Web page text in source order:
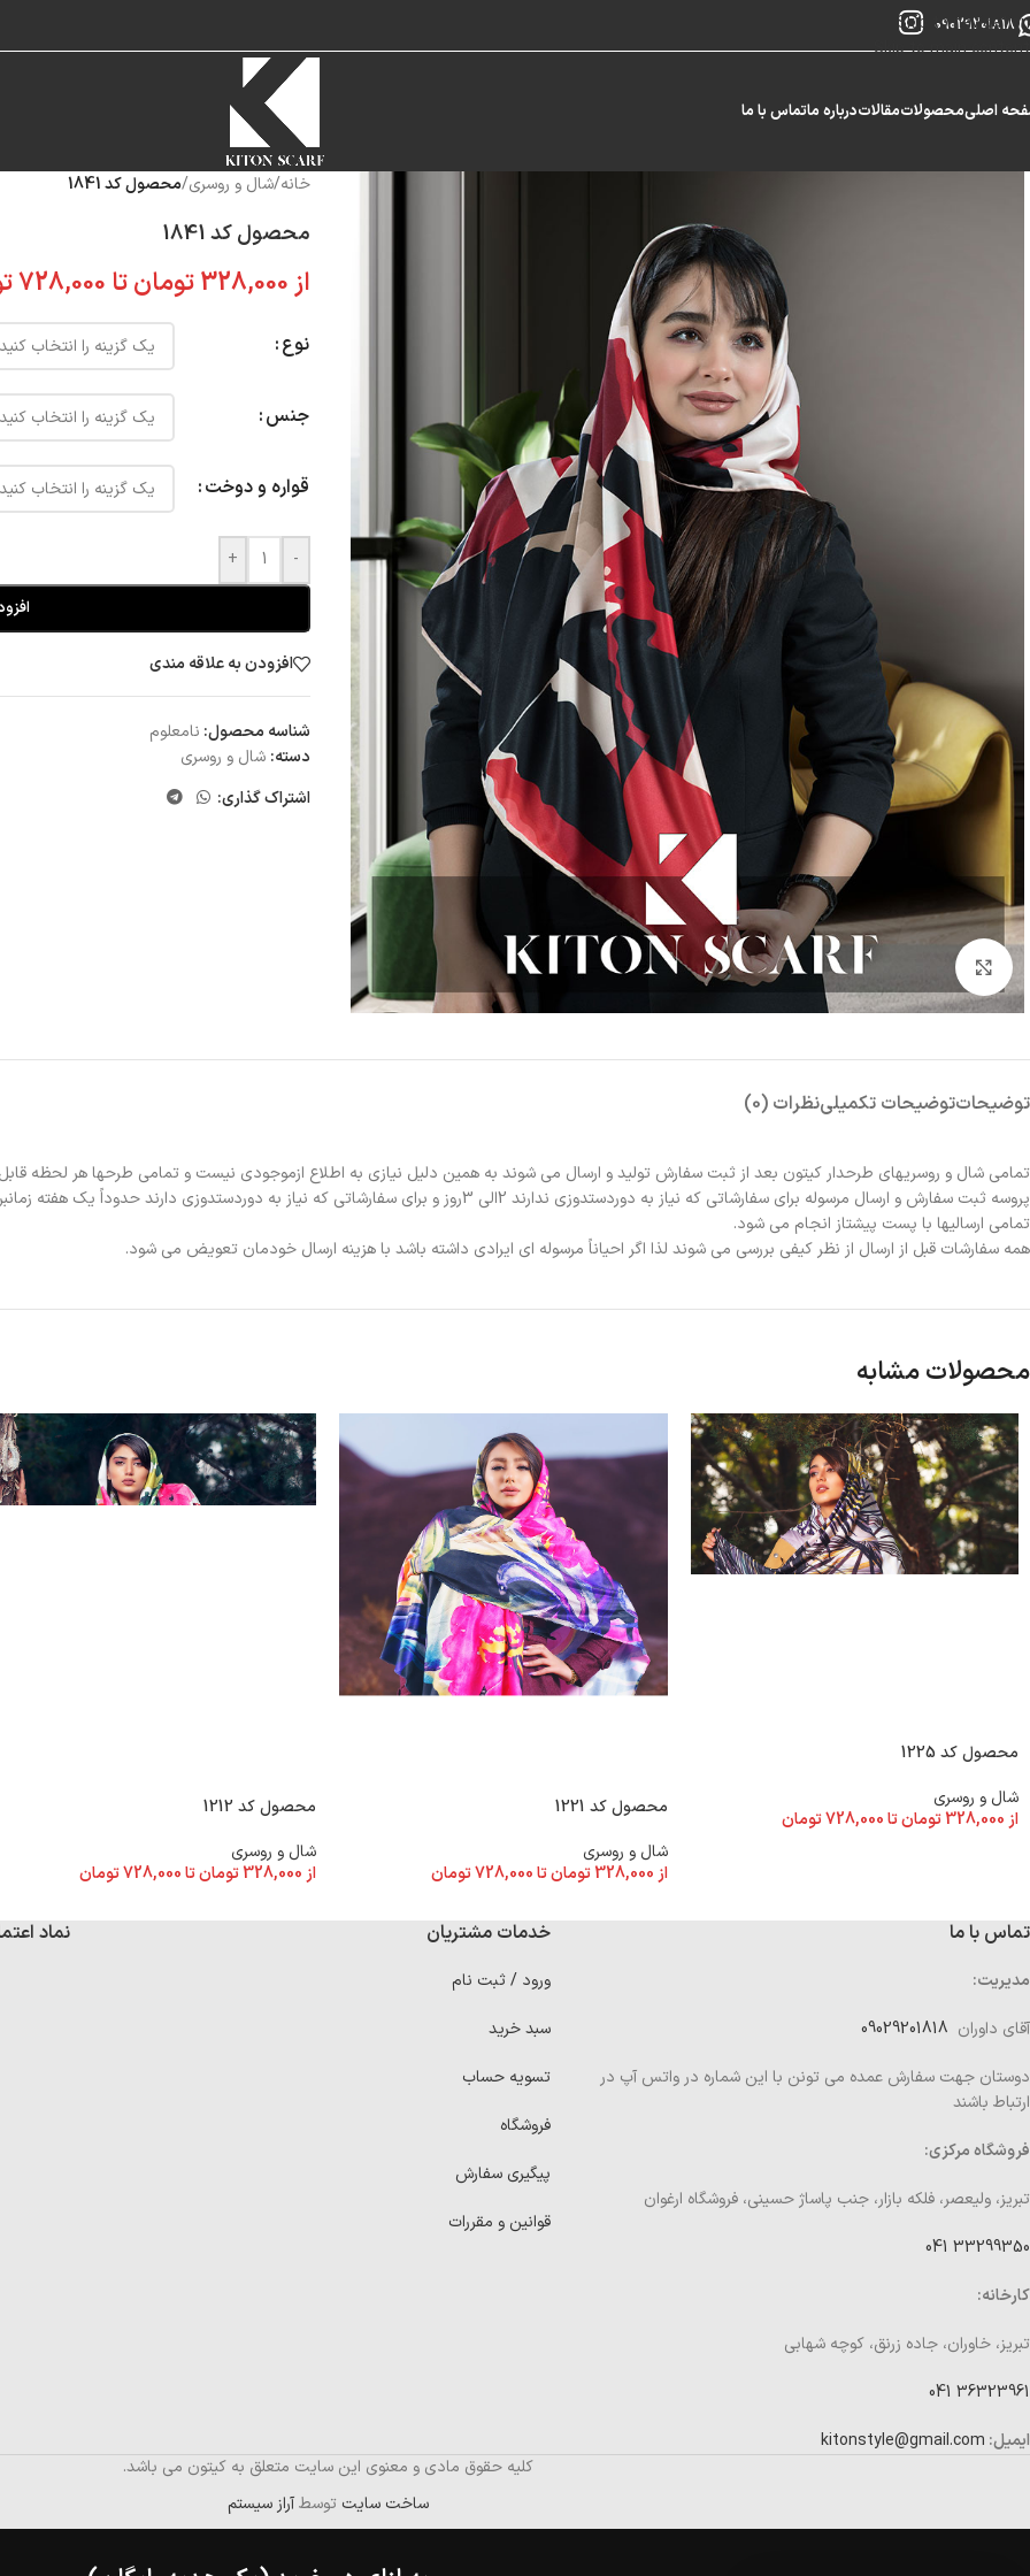
Skip to navigation
Skip to main content
09029201818
اصلیمحصولاتمقالاتدرباره ماتماس با ما
بزرگنمایی تصویر
خانه/شال و روسری/محصول کد 1841
محصول کد 1841
از328,000تومانتا 728,000
نوع
جنس
قواره و دوخت
-
+
افزودن به علاقه مندی
شناسه محصول: نامعلوم
دسته: شال و روسری
اشتراک گذاری:
توضیحاتتوضیحات تکمیلینظرات (0)
تمامی شال و روسریهای طرحدار کیتون بعد از ثبت سفارش تولید و ارسال می شوند به همین دلیل نیازی به اطلاع ازموجودی نیست و تمامی طرحها هر لحظه
پروسه ثبت سفارش و ارسال مرسوله برای سفارشاتی که نیاز به دوردستدوزی ندارند 2الی 3روز و برای سفارشاتی که نیاز به دوردستدوزی دارند حدوداً یک هفته زمانبر خواهد بود.
تمامی ارسالیها با پست پیشتاز انجام می شود.
همه سفارشات قبل از ارسال از نظر کیفی بررسی می شوند لذا اگر احیاناً مرسوله ای ایرادی داشته باشد با هزینه ارسال خودمان تعویض می شود.
محصولات مشابه
محصول کد 1225
شال و روسری
از 328,000تومانتا728,000تومان
محصول کد 1221
شال و روسری
از328,000 تومانتا728,000تومان
محصول کد 1212
شال و روسری
از328,000تومانتا728,000تومان
تماس با ما
مدیریت:
آقای داوران
دوستان جهت سفارش عمده می تونن با این شماره در واتس آپ در
ارتباط باشند
فروشگاه مرکزی:
تبریز، ولیعصر، فلکه بازار، جنب پاساژ حسینی، فروشگاه ارغوان
33299350 041
کارخانه:
تبریز، خاوران، جاده زرنق، کوچه شهابی
36323961 041
ایمیل: kitonstyle@gmail.com
خدمات مشتریان
ورود / ثبت نام
سبد خرید
تسویه حساب
فروشگاه
پیگیری سفارش
قوانین و مقررات
نماد
کلیه حقوق مادی و معنوی این سایت متعلق به کیتون می باشد.
ساخت سایت توسطآراز سیستم